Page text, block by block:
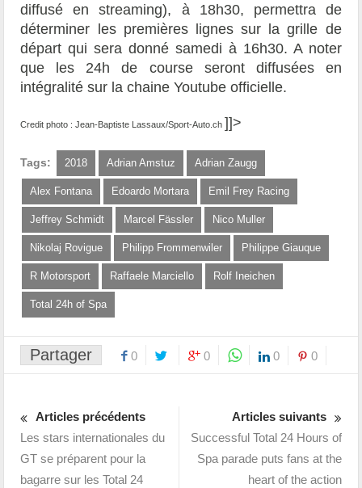
diffusé en streaming), à 18h30, permettra de
déterminer les premières lignes sur la grille de
départ qui sera donné samedi à 16h30. A noter
que les 24h de course seront diffusées en
intégralité sur la chaine Youtube officielle.
Credit photo : Jean-Baptiste Lassaux/Sport-Auto.ch ]]>
Tags: 2018 Adrian Amstuz Adrian Zaugg
Alex Fontana Edoardo Mortara Emil Frey Racing
Jeffrey Schmidt Marcel Fässler Nico Muller
Nikolaj Rovigue Philipp Frommenwiler Philippe Giauque
R Motorsport Raffaele Marciello Rolf Ineichen
Total 24h of Spa
Partager 0 0 0 0
Articles précédents
Les stars internationales du
GT se préparent pour la
bagarre sur les Total 24
Articles suivants
Successful Total 24 Hours of
Spa parade puts fans at the
heart of the action